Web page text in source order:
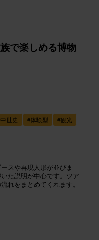
で楽しめる博物
中世史 #体験型 #観光
スや再現人形が並びま
た説明が中心です。ツア
れをまとめてくれます。